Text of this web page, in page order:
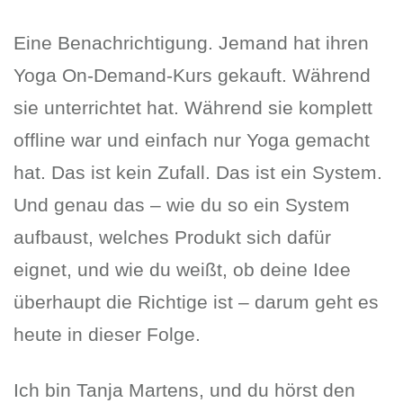
Eine Benachrichtigung. Jemand hat ihren
Yoga On-Demand-Kurs gekauft. Während
sie unterrichtet hat. Während sie komplett
offline war und einfach nur Yoga gemacht
hat. Das ist kein Zufall. Das ist ein System.
Und genau das – wie du so ein System
aufbaust, welches Produkt sich dafür
eignet, und wie du weißt, ob deine Idee
überhaupt die Richtige ist – darum geht es
heute in dieser Folge.
Ich bin Tanja Martens, und du hörst den